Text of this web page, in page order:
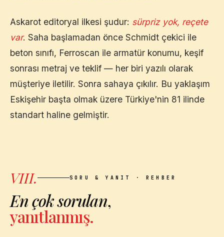
Askarot editoryal ilkesi şudur: sürpriz yok, reçete
var. Saha başlamadan önce Schmidt çekici ile
beton sınıfı, Ferroscan ile armatür konumu, keşif
sonrası metraj ve teklif — her biri yazılı olarak
müşteriye iletilir. Sonra sahaya çıkılır. Bu yaklaşım
Eskişehir başta olmak üzere Türkiye'nin 81 ilinde
standart haline gelmiştir.
VIII. SORU & YANIT · REHBER
En çok sorulan,
yanıtlanmış.